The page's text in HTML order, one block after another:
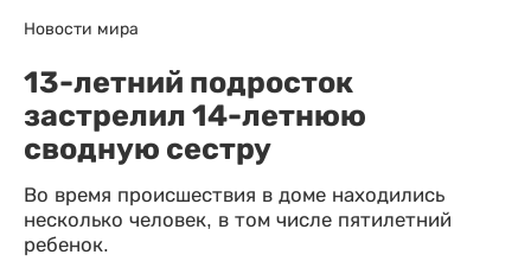
Новости мира
13-летний подросток
застрелил 14-летнюю
сводную сестру
Во время происшествия в доме находились
несколько человек, в том числе пятилетний
ребенок.